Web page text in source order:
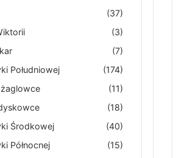
(37)
(3)
(7)
Południowej
(174)
(11)
(18)
Środkowej
(40)
Północnej
(15)